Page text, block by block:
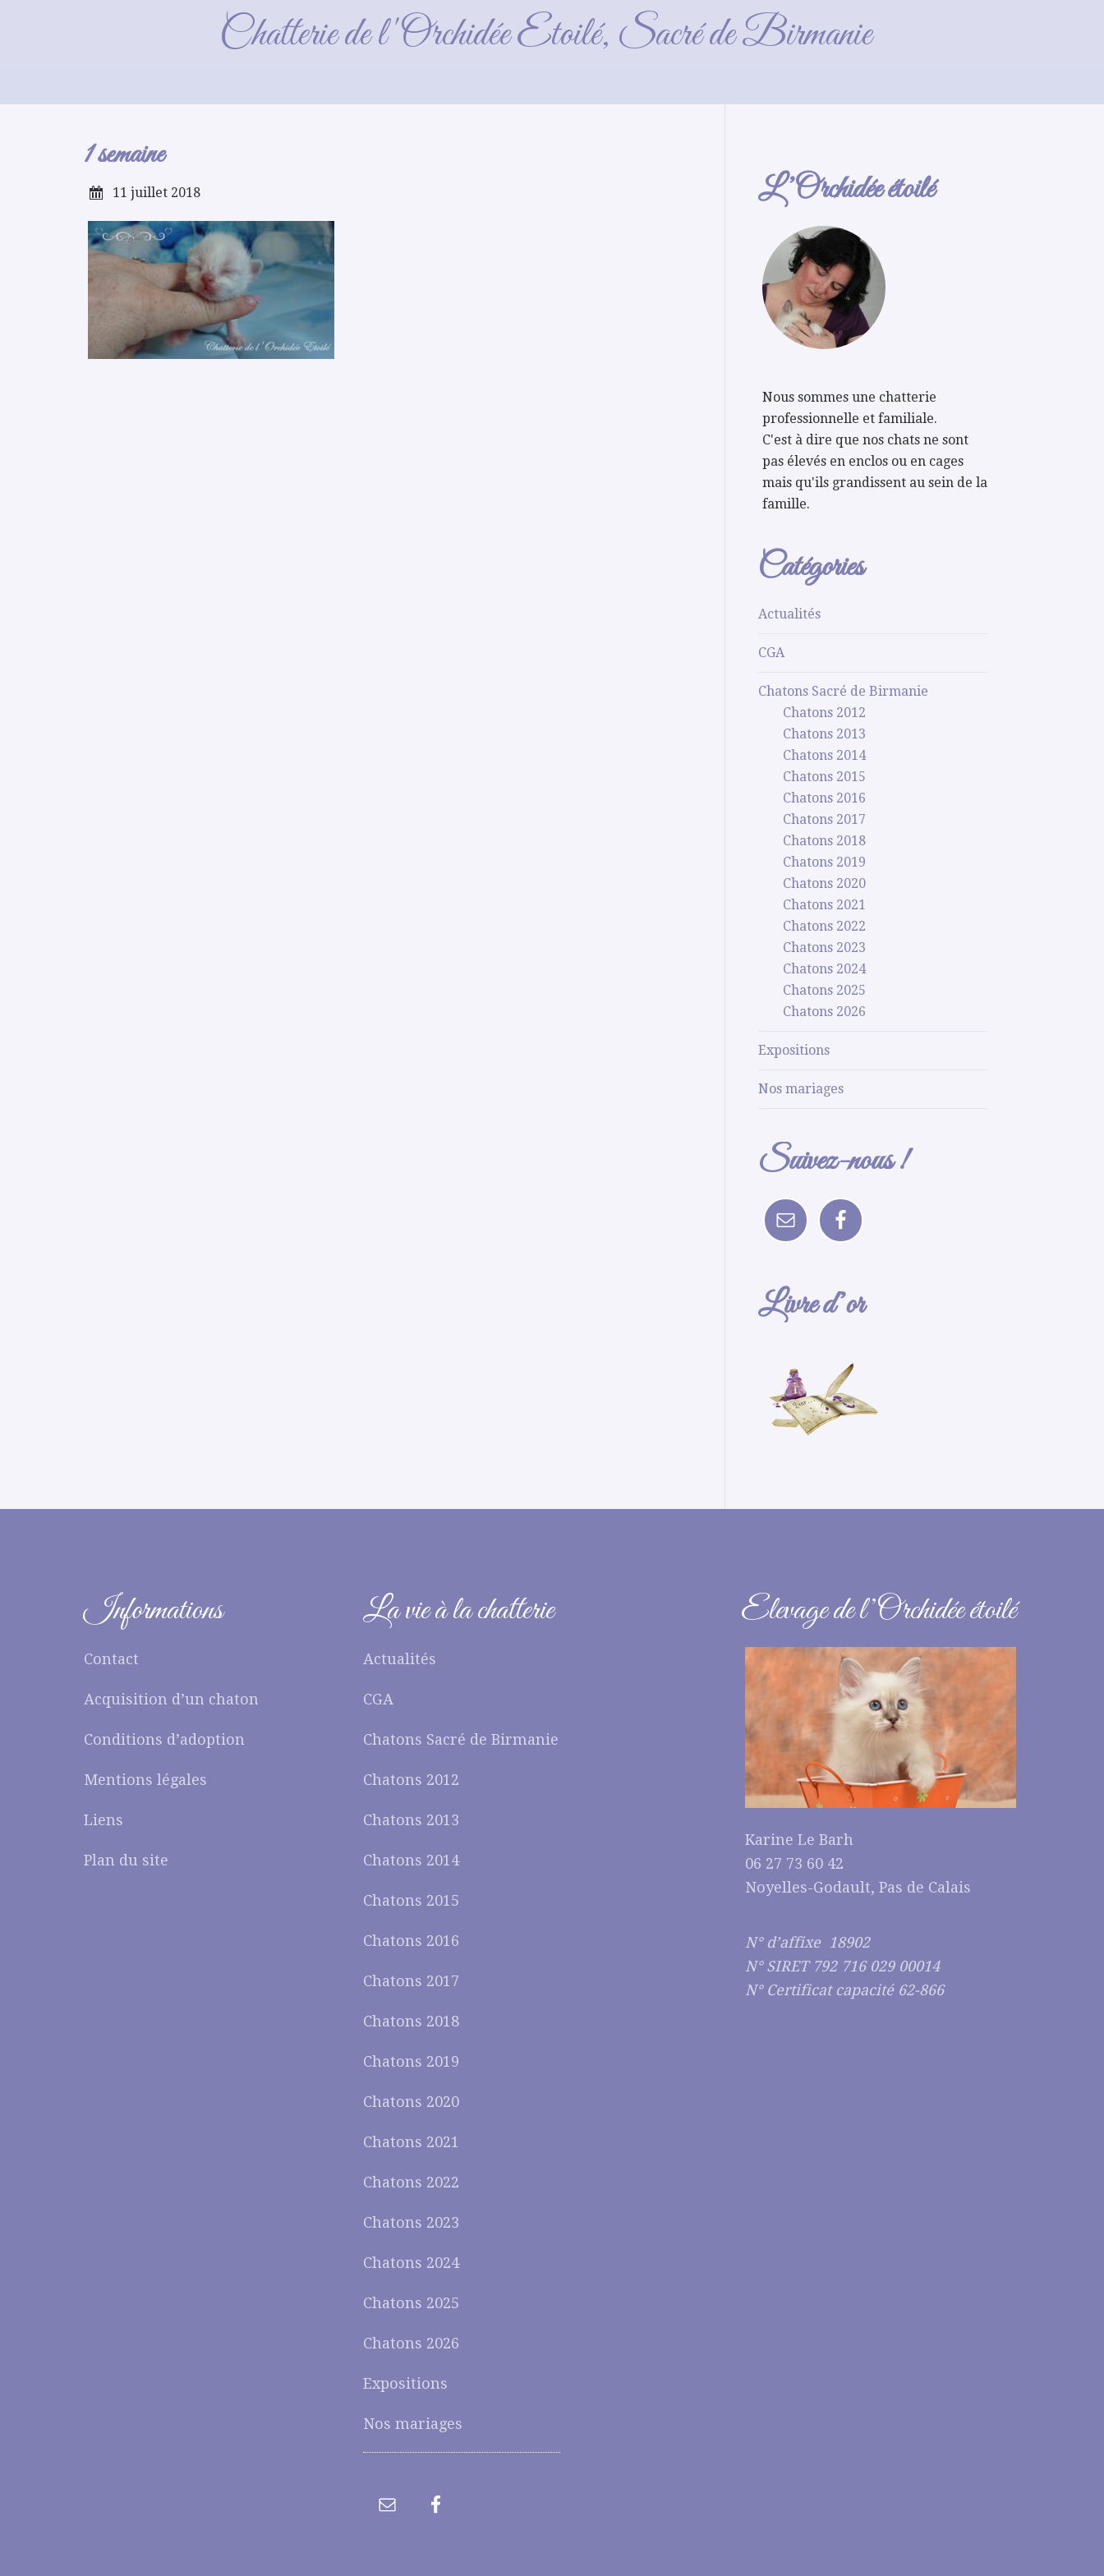
Chatterie de l'Orchidée Etoilé, Sacré de Birmanie
1 semaine
1 semaine
11 juillet 2018 L’Orchidée étoilé
Nous sommes une chatterie
professionnelle et familiale.
C'est à dire que nos chats ne sont
pas élevés en enclos ou en cages
mais qu'ils grandissent au sein de la
famille.
Catégories
Actualités
CGA
Chatons Sacré de Birmanie
Chatons 2012
Chatons 2013
Chatons 2014
Chatons 2015
Chatons 2016
Chatons 2017
Chatons 2018
Chatons 2019
Chatons 2020
Chatons 2021
Chatons 2022
Chatons 2023
Chatons 2024
Chatons 2025
Chatons 2026
Expositions
Nos mariages
Suivez-nous !
Livre d’or
Informations
Contact
Acquisition d’un chaton
Conditions d’adoption
Mentions légales
Liens
Plan du site
La vie à la chatterie
Actualités
CGA
Chatons Sacré de Birmanie
Chatons 2012
Chatons 2013
Chatons 2014
Chatons 2015
Chatons 2016
Chatons 2017
Chatons 2018
Chatons 2019
Chatons 2020
Chatons 2021
Chatons 2022
Chatons 2023
Chatons 2024
Chatons 2025
Chatons 2026
Expositions
Nos mariages
Elevage de l’Orchidée étoilé
Karine Le Barh
06 27 73 60 42
Noyelles-Godault, Pas de Calais
N° d’affixe 18902
N° SIRET 792 716 029 00014
N° Certificat capacité 62-866